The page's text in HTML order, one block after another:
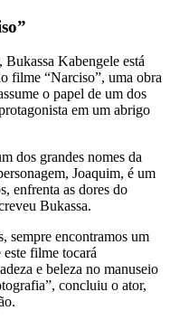
Kabengele está
filme “Narciso”, uma obra
o papel de um dos
em um abrigo
dos grandes nomes da
Joaquim, é um
enfrenta as dores do
Bukassa.
sempre encontramos um
filme tocará
e beleza no manuseio
concluiu o ator,